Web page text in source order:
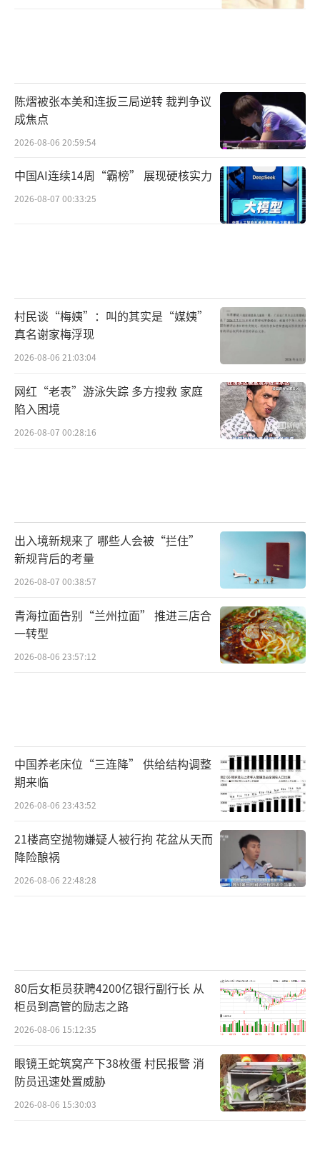
陈熠被张本美和连扳三局逆转 裁判争议
成焦点
2026-08-06 20:59:54
中国AI连续14周“霸榜” 展现硬核实力
2026-08-07 00:33:25
村民谈“梅姨”：叫的其实是“媒姨”
真名谢家梅浮现
2026-08-06 21:03:04
网红“老表”游泳失踪 多方搜救 家庭
陷入困境
2026-08-07 00:28:16
出入境新规来了 哪些人会被“拦住”
新规背后的考量
2026-08-07 00:38:57
青海拉面告别“兰州拉面” 推进三店合
一转型
2026-08-06 23:57:12
中国养老床位“三连降” 供给结构调整
期来临
2026-08-06 23:43:52
21楼高空抛物嫌疑人被行拘 花盆从天而
降险酿祸
2026-08-06 22:48:28
80后女柜员获聘4200亿银行副行长 从
柜员到高管的励志之路
2026-08-06 15:12:35
眼镜王蛇筑窝产下38枚蛋 村民报警 消
防员迅速处置威胁
2026-08-06 15:30:03